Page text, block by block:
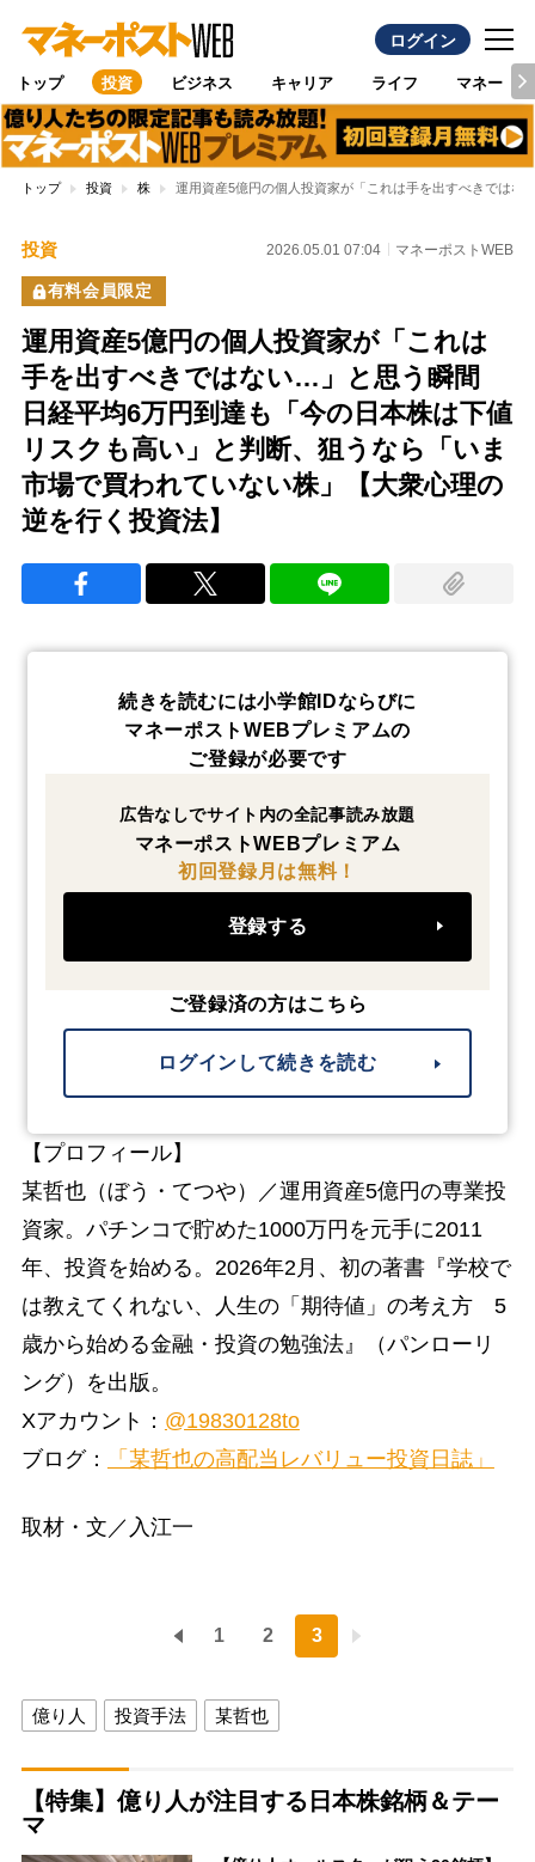
ログイン
トップ 投資 ビジネス キャリア ライフ マネー
トップ 投資 株 運用資産5億円の個人投資家が「これは手を出すべきでは
投資 2026.05.01 07:04 マネーポストWEB
有料会員限定
運用資産5億円の個人投資家が「これは
手を出すべきではない…」と思う瞬間
日経平均6万円到達も「今の日本株は下値
リスクも高い」と判断、狙うなら「いま
市場で買われていない株」【大衆心理の
逆を行く投資法】
続きを読むには小学館IDならびに
マネーポストWEBプレミアムの
ご登録が必要です
広告なしでサイト内の全記事読み放題
マネーポストWEBプレミアム
初回登録月は無料！
登録する
ご登録済の方はこちら
ログインして続きを読む
【プロフィール】
某哲也（ぼう・てつや）／運用資産5億円の専業投
資家。パチンコで貯めた1000万円を元手に2011
年、投資を始める。2026年2月、初の著書『学校で
は教えてくれない、人生の「期待値」の考え方 5
歳から始める金融・投資の勉強法』（パンローリ
ング）を出版。
Xアカウント： @19830128to
ブログ：
「某哲也の高配当レバリュー投資日誌」
取材・文／入江一
1 2 3
億り人 投資手法 某哲也
【特集】億り人が注目する日本株銘柄＆テー
マ